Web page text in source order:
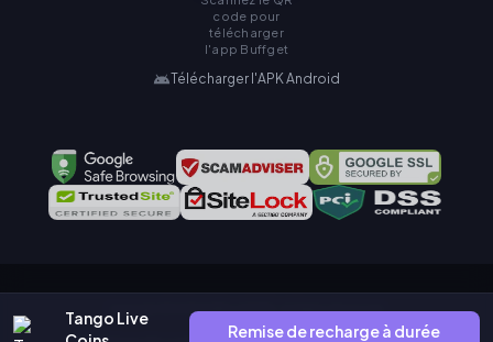
Tango Live
Remise de recharge à durée
code pour
télécharger
l'app Buffget
Télécharger l'APK Android